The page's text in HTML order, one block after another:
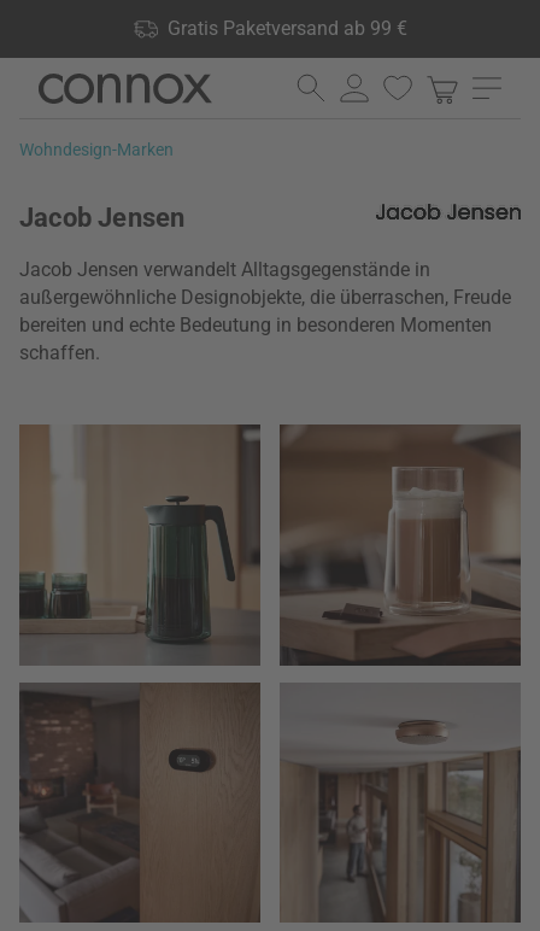
Gratis Paketversand ab 99 €
lagernd, 60 Tage Rückgaberecht
Direkt
Seiteninhalt
Direkt
Suchfeld
Wohndesign-Marken
Jacob Jensen
Jacob Jensen verwandelt Alltagsgegenstände in
außergewöhnliche Designobjekte, die überraschen, Freude
bereiten und echte Bedeutung in besonderen Momenten
schaffen.